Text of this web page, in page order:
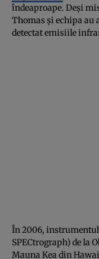
îndeaproape. Deși
Thomas și echipa au
detectat emisiile
În 2006, instrumentul
SPECtrograph) de la
Mauna Kea din